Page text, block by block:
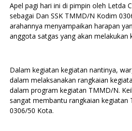
Apel pagi hari ini di pimpin oleh Letda
sebagai Dan SSK TMMD/N Kodim
arahannya menyampaikan harapan
anggota satgas yang akan melakukan
Dalam kegiatan kegiatan nantinya,
dalam melaksanakan rangkaian
dalam program kegiatan TMMD/N.
sangat membantu rangkaian kegiatan
0306/50 Kota.